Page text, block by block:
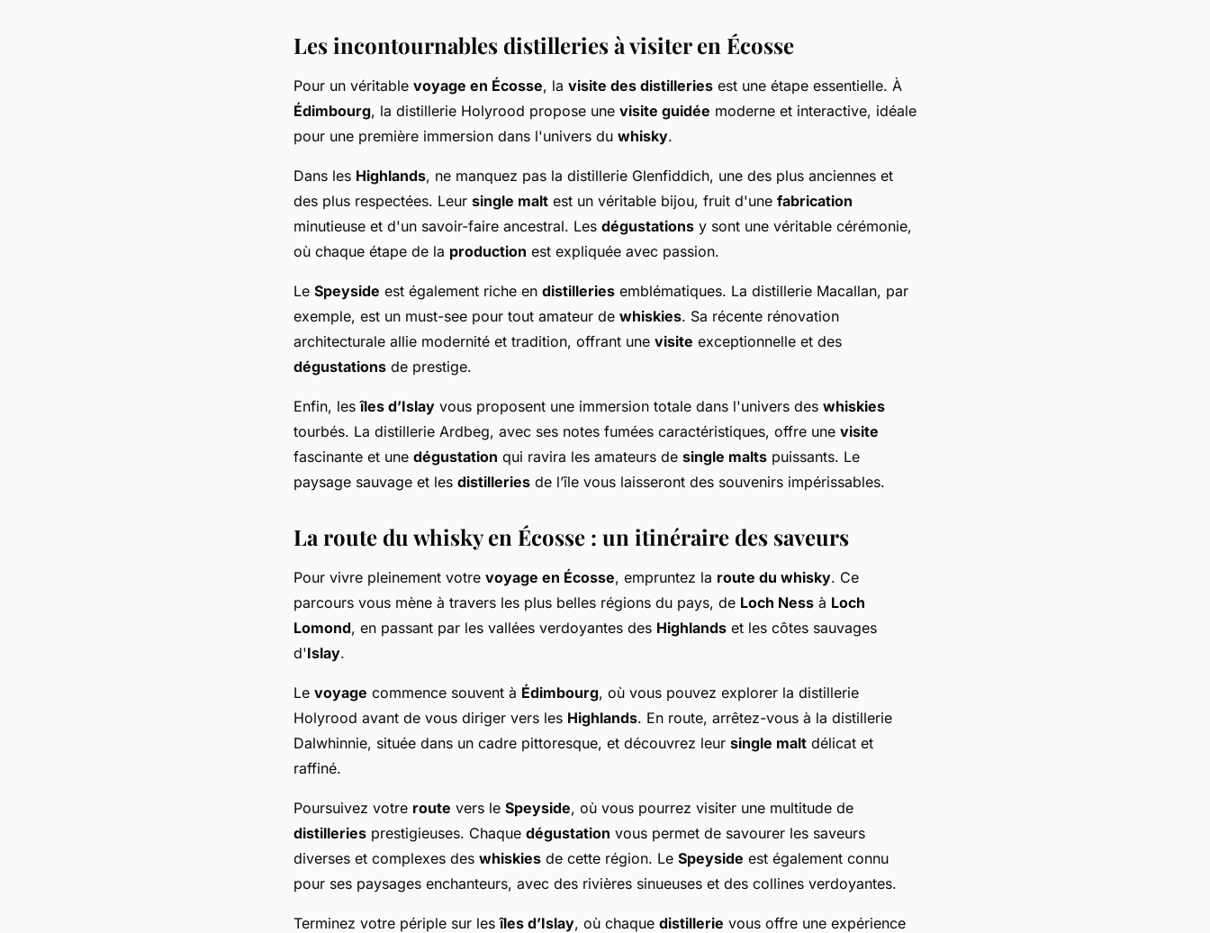
Les incontournables distilleries à visiter en Écosse
Pour un véritable voyage en Écosse, la visite des distilleries est une étape essentielle. À
Édimbourg, la distillerie Holyrood propose une visite guidée moderne et interactive, idéale
pour une première immersion dans l'univers du whisky.
Dans les Highlands, ne manquez pas la distillerie Glenfiddich, une des plus anciennes et
des plus respectées. Leur single malt est un véritable bijou, fruit d'une fabrication
minutieuse et d'un savoir-faire ancestral. Les dégustations y sont une véritable cérémonie,
où chaque étape de la production est expliquée avec passion.
Le Speyside est également riche en distilleries emblématiques. La distillerie Macallan, par
exemple, est un must-see pour tout amateur de whiskies. Sa récente rénovation
architecturale allie modernité et tradition, offrant une visite exceptionnelle et des
dégustations de prestige.
Enfin, lesîles d’Islay vous proposent une immersion totale dans l'univers des whiskies
tourbés. La distillerie Ardbeg, avec ses notes fumées caractéristiques, offre une visite
fascinante et une dégustation qui ravira les amateurs de single malts puissants. Le
paysage sauvage et les distilleries de l’île vous laisseront des souvenirs impérissables.
La route du whisky en Écosse : un itinéraire des saveurs
Pour vivre pleinement votre voyage en Écosse, empruntez la route du whisky. Ce
parcours vous mène à travers les plus belles régions du pays, de Loch Ness à Loch
Lomond, en passant par les vallées verdoyantes des Highlands et les côtes sauvages
d'Islay.
Le voyage commence souvent à Édimbourg, où vous pouvez explorer la distillerie
Holyrood avant de vous diriger vers les Highlands. En route, arrêtez-vous à la distillerie
Dalwhinnie, située dans un cadre pittoresque, et découvrez leur single malt délicat et
raffiné.
Poursuivez votre route vers le Speyside, où vous pourrez visiter une multitude de
distilleries prestigieuses. Chaque dégustation vous permet de savourer les saveurs
diverses et complexes des whiskies de cette région. Le Speyside est également connu
pour ses paysages enchanteurs, avec des rivières sinueuses et des collines verdoyantes.
Terminez votre périple sur lesîles d’Islay, où chaque distillerie vous offre une expérience